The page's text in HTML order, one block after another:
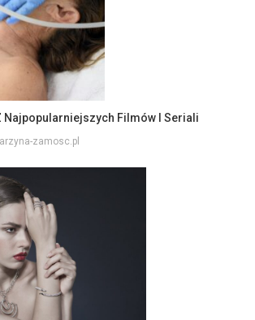
Najpopularniejszych Filmów I Seriali
zamosc.pl